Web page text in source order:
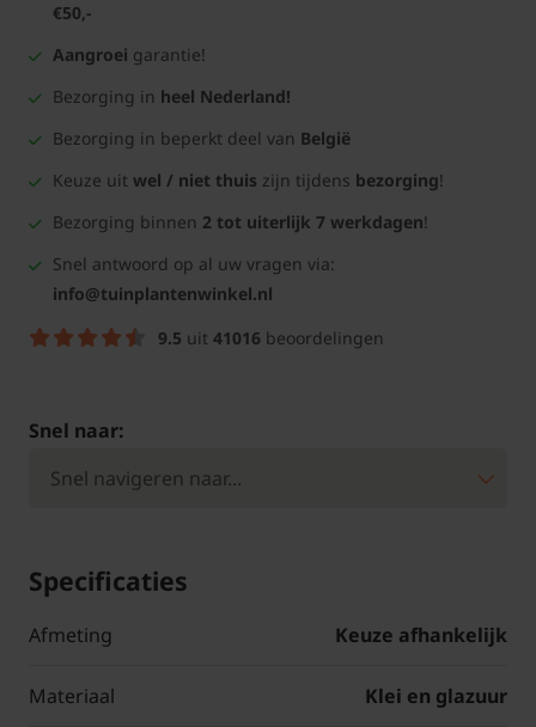
€50,-
Aangroei garantie!
Bezorging in heel Nederland!
Bezorging in beperkt deel van België
Keuze uit wel / niet thuis zijn tijdens bezorging!
Bezorging binnen 2 tot uiterlijk 7 werkdagen!
Snel antwoord op al uw vragen via:
info@tuinplantenwinkel.nl
9.5 uit 41016 beoordelingen
Snel naar:
Specificaties
Afmeting Keuze afhankelijk
Materiaal Klei en glazuur